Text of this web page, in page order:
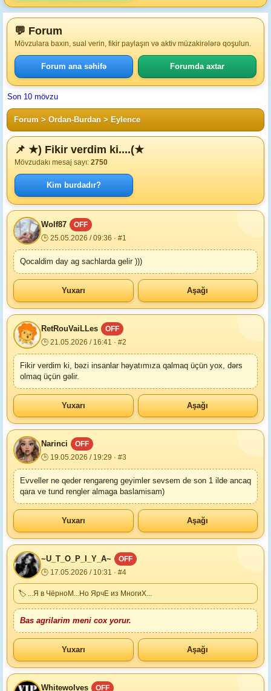
💬 Forum
Mövzulara baxın, sual verin, fikir paylaşın və aktiv müzakirələrə qoşulun.
Forum ana səhifə Forumda axtar
Son 10 mövzu
Forum > Ordan-Burdan > Eylence
📌 ★) Fikir verdim ki....(★
Mövzudakı mesaj sayı: 2750
Kim burdadır?
Wolf87
OFF
🕒 25.05.2026 / 09:36 · #1
Qocaldim day ag sachlarda gelir )))
Yuxarı Aşağı
RetRouVaiLLes
OFF
🕒 21.05.2026 / 16:41 · #2
Fikir verdim ki, bəzi insanlar həyatımıza qalmaq üçün yox, dərs
olmaq üçün gəlir.
Yuxarı Aşağı
Narinci
OFF
🕒 19.05.2026 / 19:29 · #3
Evveller ne qeder rengareng geyimler sevsem de son 1 ilde ancaq
qara ve tund rengler almaga baslamisam)
Yuxarı Aşağı
~U_T_O_P_I_Y_A~
OFF
🕒 17.05.2026 / 10:31 · #4
🏷 ...Я в ЧёрноМ...Но ЯрчЕ из МногиХ...
Bas agrilarim meni cox yorur.
Yuxarı Aşağı
Whitewolves
OFF